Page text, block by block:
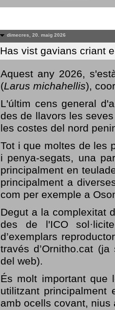
dimecres, 20. maig 2026
Has vist gavians criant
Aquest any 2026,
(Larus michahellis),
L'últim cens general
des de llavors les
les costes del nord
Tot i que moltes de les
i penya-segats, una
principalment en
principalment a
com per exemple a
Degut a la complexitat
des de l'ICO
d’exemplars
través d’Ornitho.cat
del web).
És molt important que
utilitzant
amb ocells covant,